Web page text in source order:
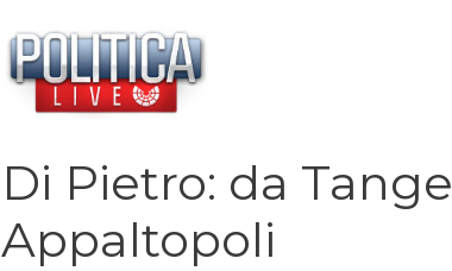
Di Pietro: da
Appaltopoli